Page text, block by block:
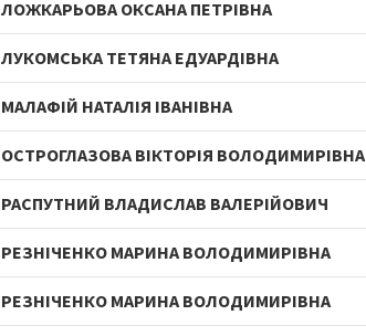
ЛОЖКАРЬОВА ОКСАНА ПЕТРІВНА
ЛУКОМСЬКА ТЕТЯНА ЕДУАРДІВНА
МАЛАФІЙ НАТАЛІЯ ІВАНІВНА
ОСТРОГЛАЗОВА ВІКТОРІЯ ВОЛОДИМИРІВНА
РАСПУТНИЙ ВЛАДИСЛАВ ВАЛЕРІЙОВИЧ
РЕЗНІЧЕНКО МАРИНА ВОЛОДИМИРІВНА
РЕЗНІЧЕНКО МАРИНА ВОЛОДИМИРІВНА